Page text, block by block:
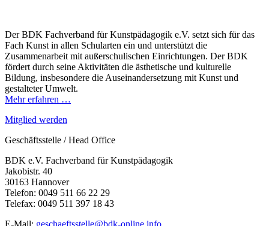
Der BDK Fachverband für Kunstpädagogik e.V. setzt sich für das
Fach Kunst in allen Schularten ein und unterstützt die
Zusammenarbeit mit außerschulischen Einrichtungen. Der BDK
fördert durch seine Aktivitäten die ästhetische und kulturelle
Bildung, insbesondere die Auseinandersetzung mit Kunst und
gestalteter Umwelt.
Mehr erfahren …
Mitglied werden
Geschäftsstelle / Head Office
BDK e.V. Fachverband für Kunstpädagogik
Jakobistr. 40
30163 Hannover
Telefon: 0049 511 66 22 29
Telefax: 0049 511 397 18 43
E-Mail: geschaeftsstelle@bdk-online.info